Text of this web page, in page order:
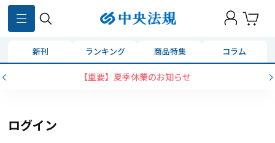
新刊 ランキング 商品特集 コラム
【重要】夏季休業のお知らせ
ログイン